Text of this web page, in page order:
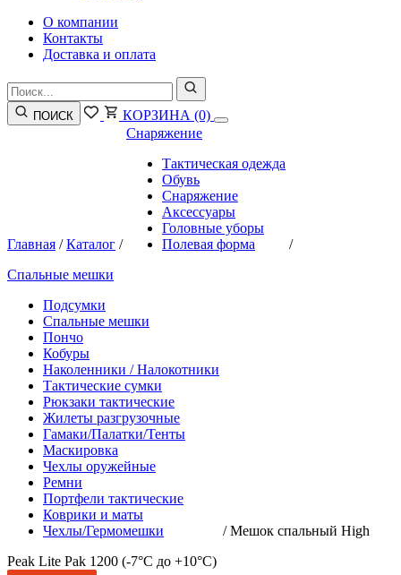
О компании
Контакты
Доставка и оплата
ПОИСК КОРЗИНА (0)
Главная /Каталог /
Снаряжение
Тактическая одежда
Обувь
Снаряжение
Аксессуары
Головные уборы
Полевая форма
/
Спальные мешки
Подсумки
Спальные мешки
Пончо
Кобуры
Наколенники / Налокотники
Тактические сумки
Рюкзаки тактические
Жилеты разгрузочные
Гамаки/Палатки/Тенты
Маскировка
Чехлы оружейные
Ремни
Портфели тактические
Коврики и маты
Чехлы/Гермомешки
/Мешок спальный High
Peak Lite Pak 1200 (-7°C до +10°C)